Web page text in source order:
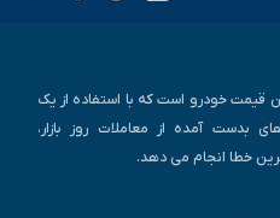
قیمت خودرو است که با استفاده از یک
بدست آمده از معاملات روز بازار،
خطا انجام می دهد.